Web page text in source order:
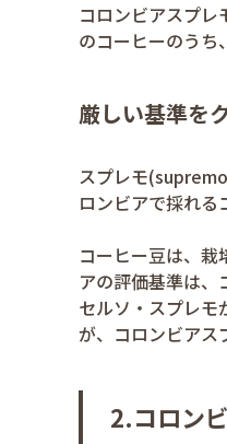
コロンビアスプ
のコーヒーのうち
厳しい基準を
スプレモ
ロンビアで採れる
コーヒー豆は、栽
アの評価基準は
セルソ・スプレモ
が、コロンビアス
2.コロン